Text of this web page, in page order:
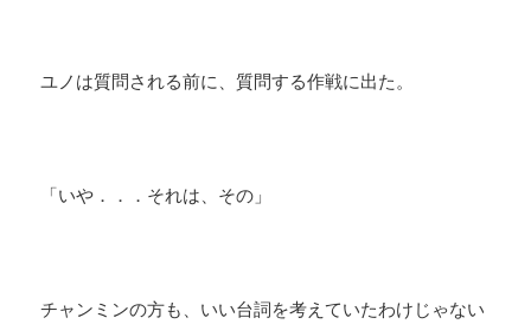
ユノは質問される前に、質問する作戦に出た。
「いや．．．それは、その」
チャンミンの方も、いい台詞を考えていたわけじゃない